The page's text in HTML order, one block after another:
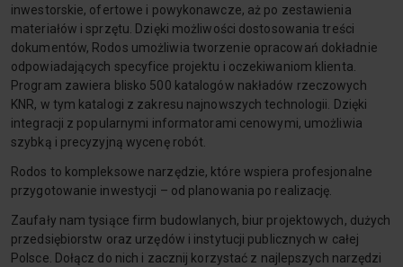
inwestorskie, ofertowe i powykonawcze, aż po zestawienia
materiałów i sprzętu. Dzięki możliwości dostosowania treści
dokumentów, Rodos umożliwia tworzenie opracowań dokładnie
odpowiadających specyfice projektu i oczekiwaniom klienta.
Program zawiera blisko 500 katalogów nakładów rzeczowych
KNR, w tym katalogi z zakresu najnowszych technologii. Dzięki
integracji z popularnymi informatorami cenowymi, umożliwia
szybką i precyzyjną wycenę robót.
Rodos to kompleksowe narzędzie, które wspiera profesjonalne
przygotowanie inwestycji – od planowania po realizację.
Zaufały nam tysiące firm budowlanych, biur projektowych, dużych
przedsiębiorstw oraz urzędów i instytucji publicznych w całej
Polsce. Dołącz do nich i zacznij korzystać z najlepszych narzędzi